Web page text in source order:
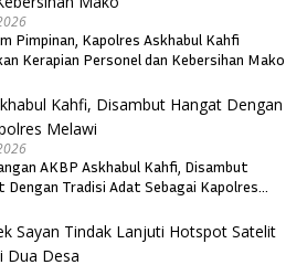
Pimpinan, Kapolres Askhabul Kahfi
Kerapian Personel dan Kebersihan Mako
AKBP Askhabul Kahfi, Disambut
Dengan Tradisi Adat Sebagai Kapolres